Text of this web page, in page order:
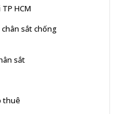
HCM
sắt chống
sắt
thuê